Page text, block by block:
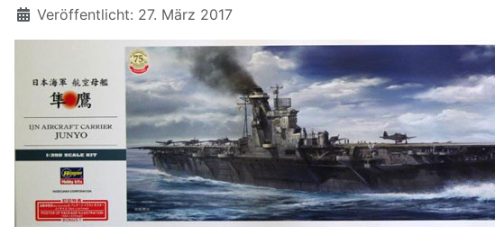
Details
Veröffentlicht: 27. März 2017